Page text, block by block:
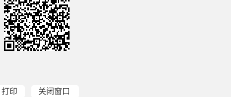
打印 关闭窗口